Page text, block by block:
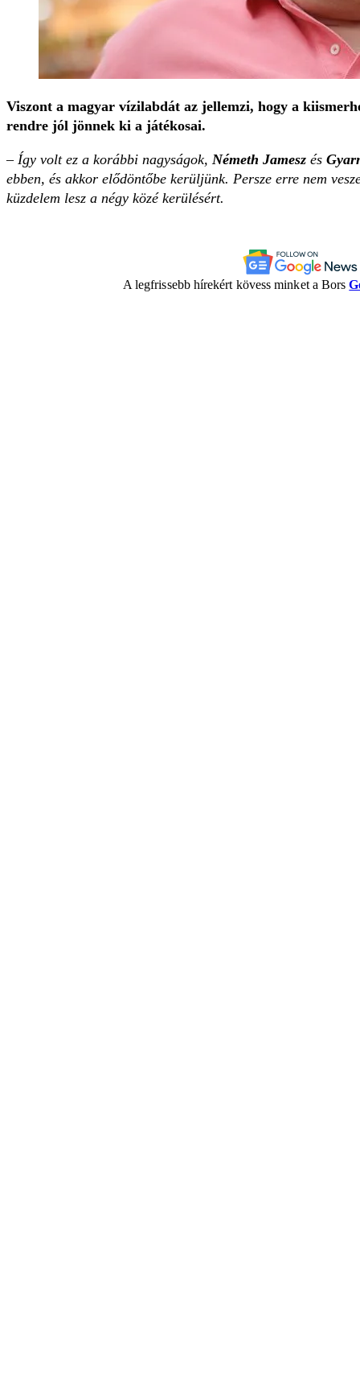
Viszont a magyar vízilabdát az jellemzi, hogy a
rendre jól jönnek ki a játékosai.
– Így volt ez a korábbi nagyságok, Németh Jamesz és
ebben, és akkor elődöntőbe kerüljünk. Persze erre nem
küzdelem lesz a négy közé kerülésért.
A legfrissebb hírekért kövess minket a Bors